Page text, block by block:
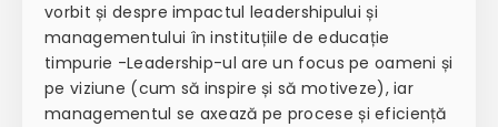
vorbit și despre impactul leadershipului și
managementului în instituțiile de educație
timpurie -Leadership-ul are un focus pe oameni și
pe viziune (cum să inspire și să motiveze), iar
managementul se axează pe procese și eficiență